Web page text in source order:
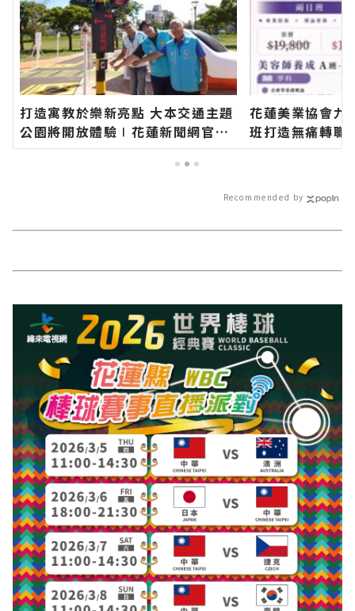
打造寓教於樂新亮點 大本交通主題
公園將開放體驗∣花蓮新聞網官方
網站各類新聞－最快速的今日新聞
花蓮美業協會九
班打造無痛轉職
學協助零基礎學
最新的在地資訊
Recommended by